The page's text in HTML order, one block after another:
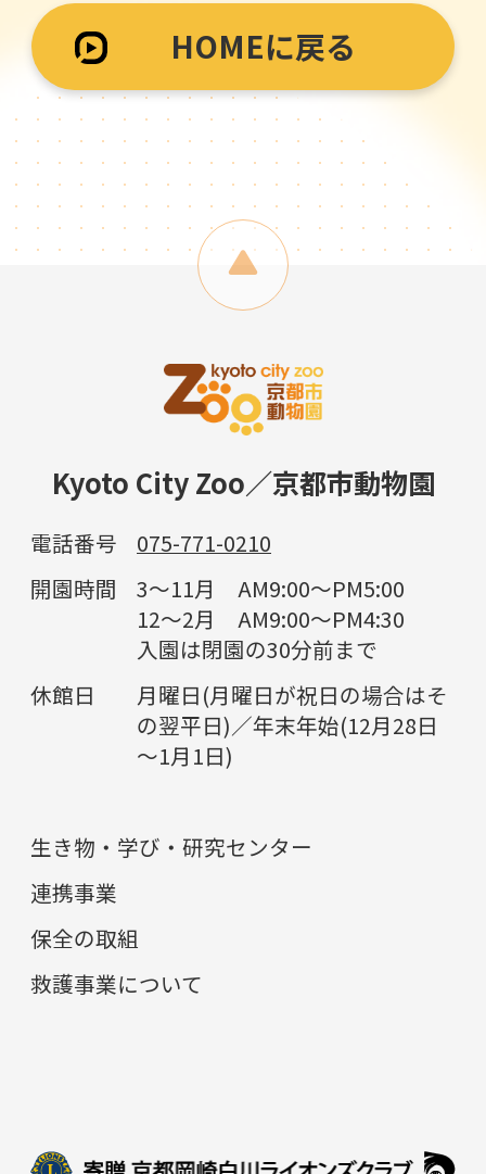
HOMEに戻る
Kyoto City Zoo／京都市動物園
電話番号
075-771-0210
開園時間
3～11月 AM9:00～PM5:00
12～2月 AM9:00～PM4:30
入園は閉園の30分前まで
休館日
月曜日(月曜日が祝日の場合はそ
の翌平日)／年末年始(12月28日
～1月1日)
生き物・学び・研究センター
連携事業
保全の取組
救護事業について